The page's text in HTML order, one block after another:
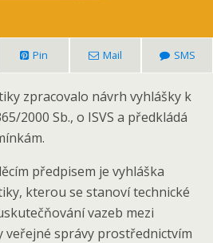
Pin Mail SMS
zpracovalo návrh vyhlášky k
2000 Sb., o ISVS a předkládá
předpisem je vyhláška
kterou se stanoví technické
vazeb mezi
veřejné správy prostřednictvím